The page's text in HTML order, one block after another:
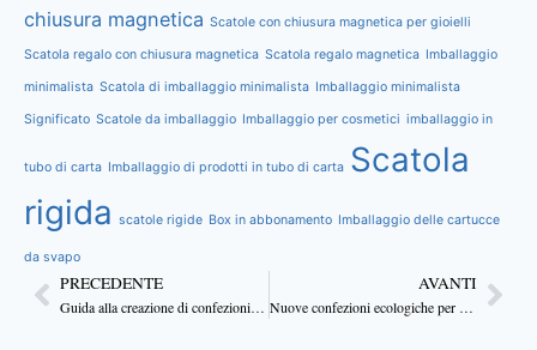
chiusura magnetica Scatole con chiusura magnetica per gioielli
Scatola regalo con chiusura magnetica Scatola regalo magnetica Imballaggio
minimalista Scatola di imballaggio minimalista Imballaggio minimalista
Significato Scatole da imballaggio Imballaggio per cosmetici imballaggio in
tubo di carta Imballaggio di prodotti in tubo di carta Scatola
rigida scatole rigide Box in abbonamento Imballaggio delle cartucce
da svapo
PRECEDENTE
Guida alla creazione di confezioni per candele di grande effetto
AVANTI
Nuove confezioni ecologiche per candele di compleanno e di gala